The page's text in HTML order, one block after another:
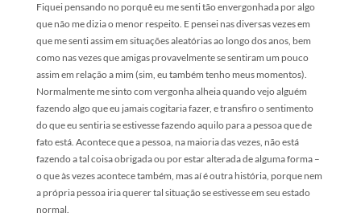
Fiquei pensando no porquê eu me senti tão envergonhada por algo
que não me dizia o menor respeito. E pensei nas diversas vezes em
que me senti assim em situações aleatórias ao longo dos anos, bem
como nas vezes que amigas provavelmente se sentiram um pouco
assim em relação a mim (sim, eu também tenho meus momentos).
Normalmente me sinto com vergonha alheia quando vejo alguém
fazendo algo que eu jamais cogitaria fazer, e transfiro o sentimento
do que eu sentiria se estivesse fazendo aquilo para a pessoa que de
fato está. Acontece que a pessoa, na maioria das vezes, não está
fazendo a tal coisa obrigada ou por estar alterada de alguma forma –
o que às vezes acontece também, mas aí é outra história, porque nem
a própria pessoa iria querer tal situação se estivesse em seu estado
normal.